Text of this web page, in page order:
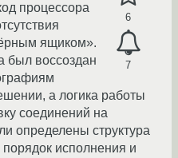
6
7
процессора
ящиком».
был воссоздан
а логика работы
соединений на
определены структура
исполнения и